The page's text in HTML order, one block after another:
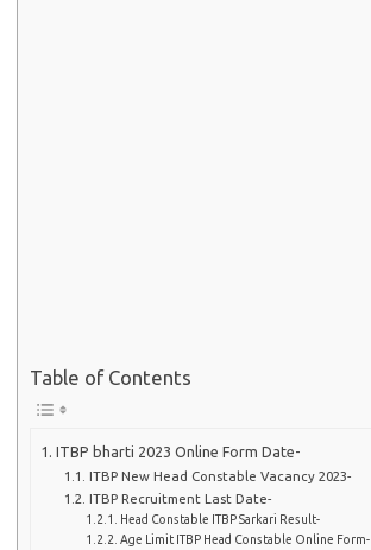
Table of Contents
ITBP bharti 2023 Online Form Date-
ITBP New Head Constable Vacancy 2023-
ITBP Recruitment Last Date-
Head Constable ITBP Sarkari Result-
Age Limit ITBP Head Constable Online Form-